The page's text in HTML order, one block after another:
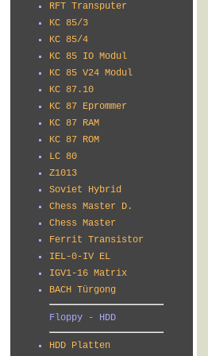
RFT Transputer
KC 85/3
KC 85/4
KC 85 IO Modul
KC 85 V24 Modul
KC 87.10
KC 87 Eprommer
KC 87 RAM
KC 87 ROM
LC 80
Z1013
Soviet Hybrid
Chess Master D.
Chess Master
Ferrit Transistor
IEL-0-IV EL
IGV1-16 Matrix
BACH Türgong
Floppy - HDD
HDD Platten